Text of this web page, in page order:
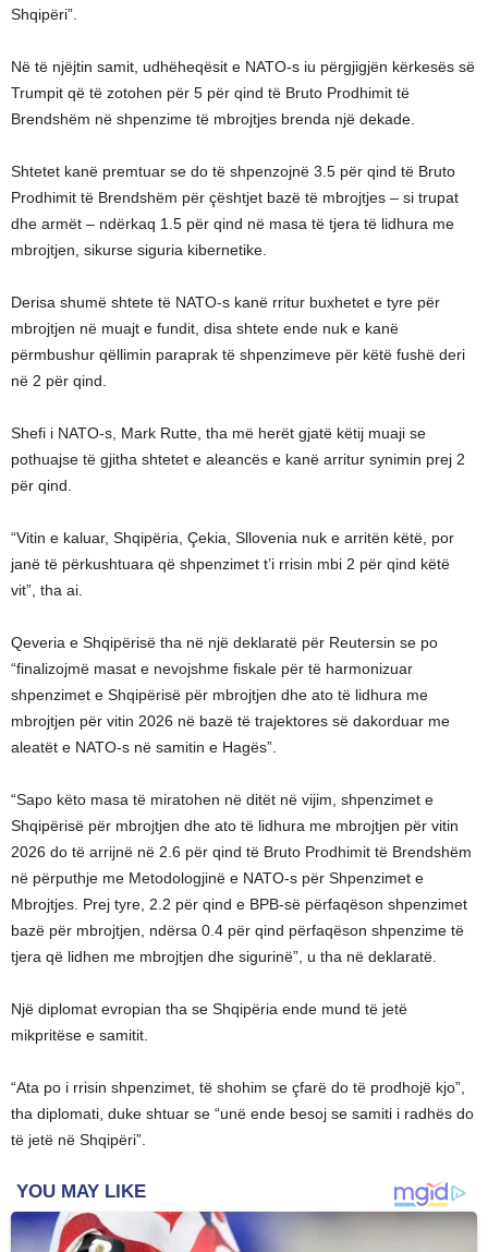
Shqipëri”.
Në të njëjtin samit, udhëheqësit e NATO-s iu përgjigjën kërkesës së
Trumpit që të zotohen për 5 për qind të Bruto Prodhimit të
Brendshëm në shpenzime të mbrojtjes brenda një dekade.
Shtetet kanë premtuar se do të shpenzojnë 3.5 për qind të Bruto
Prodhimit të Brendshëm për çështjet bazë të mbrojtjes – si trupat
dhe armët – ndërkaq 1.5 për qind në masa të tjera të lidhura me
mbrojtjen, sikurse siguria kibernetike.
Derisa shumë shtete të NATO-s kanë rritur buxhetet e tyre për
mbrojtjen në muajt e fundit, disa shtete ende nuk e kanë
përmbushur qëllimin paraprak të shpenzimeve për këtë fushë deri
në 2 për qind.
Shefi i NATO-s, Mark Rutte, tha më herët gjatë këtij muaji se
pothuajse të gjitha shtetet e aleancës e kanë arritur synimin prej 2
për qind.
“Vitin e kaluar, Shqipëria, Çekia, Sllovenia nuk e arritën këtë, por
janë të përkushtuara që shpenzimet t’i rrisin mbi 2 për qind këtë
vit”, tha ai.
Qeveria e Shqipërisë tha në një deklaratë për Reutersin se po
“finalizojmë masat e nevojshme fiskale për të harmonizuar
shpenzimet e Shqipërisë për mbrojtjen dhe ato të lidhura me
mbrojtjen për vitin 2026 në bazë të trajektores së dakorduar me
aleatët e NATO-s në samitin e Hagës”.
“Sapo këto masa të miratohen në ditët në vijim, shpenzimet e
Shqipërisë për mbrojtjen dhe ato të lidhura me mbrojtjen për vitin
2026 do të arrijnë në 2.6 për qind të Bruto Prodhimit të Brendshëm
në përputhje me Metodologjinë e NATO-s për Shpenzimet e
Mbrojtjes. Prej tyre, 2.2 për qind e BPB-së përfaqëson shpenzimet
bazë për mbrojtjen, ndërsa 0.4 për qind përfaqëson shpenzime të
tjera që lidhen me mbrojtjen dhe sigurinë”, u tha në deklaratë.
Një diplomat evropian tha se Shqipëria ende mund të jetë
mikpritëse e samitit.
“Ata po i rrisin shpenzimet, të shohim se çfarë do të prodhojë kjo”,
tha diplomati, duke shtuar se “unë ende besoj se samiti i radhës do
të jetë në Shqipëri”.